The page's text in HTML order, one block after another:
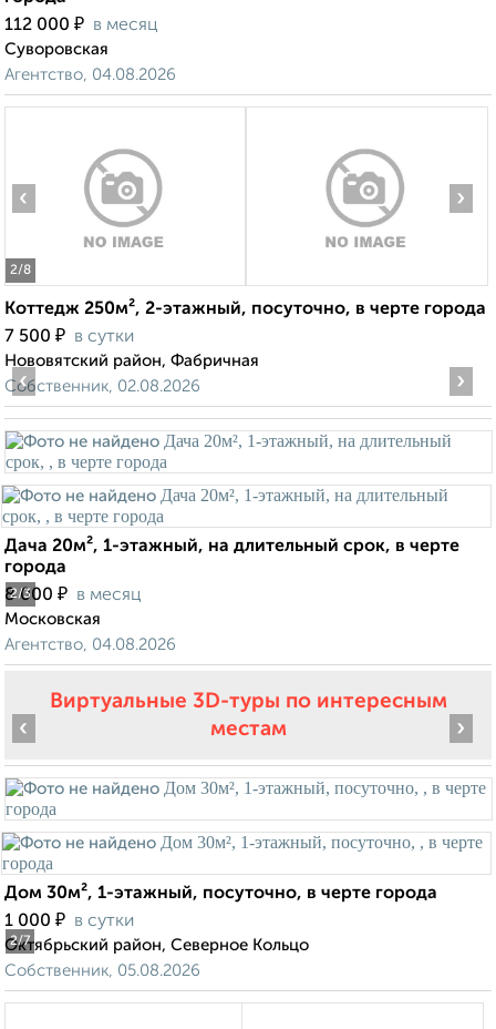
112 000 ₽ в месяц
Суворовская
Агентство, 04.08.2026
2/8
‹ ›
Коттедж 250м², 2-этажный, посуточно, в черте города
7 500 ₽ в сутки
Нововятский район, Фабричная
Собственник, 02.08.2026
2/3
‹ ›
Дача 20м², 1-этажный, на длительный срок, в черте
города
8 000 ₽ в месяц
Московская
Агентство, 04.08.2026
Виртуальные 3D-туры по интересным
местам
2/7
‹ ›
Дом 30м², 1-этажный, посуточно, в черте города
1 000 ₽ в сутки
Октябрьский район, Северное Кольцо
Собственник, 05.08.2026